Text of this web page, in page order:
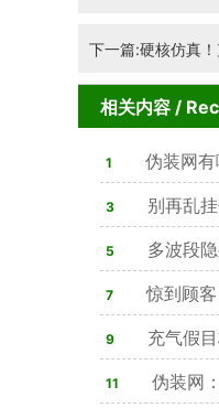
下一篇:硬核仿真
相关内容 /
1 伪装网
3 别再乱
5
多波段
战性能解析
7
惊到顾
则是演习迷惑
9
充气假
势改写战场布
11
伪装网